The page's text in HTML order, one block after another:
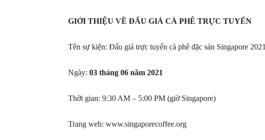
GIỚI THIỆU VỀ ĐẤU GIÁ CÀ PHÊ TRỰC TUYẾN
Tên sự kiện: Đấu giá trực tuyến cà phê đặc sản Singapore 2021
Ngày: 03 tháng 06 năm 2021
Thời gian: 9:30 AM – 5:00 PM (giờ Singapore)
Trang web: www.singaporecoffee.org